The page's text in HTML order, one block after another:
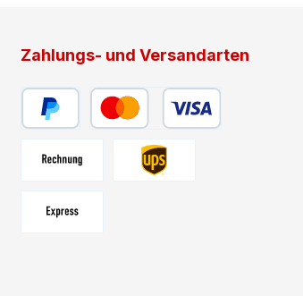
Zahlungs- und Versandarten
Kredit- oder Debitkarte